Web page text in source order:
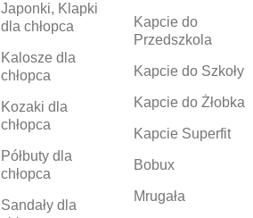
Japonki, Klapki
dla chłopca
Kalosze dla
chłopca
Kozaki dla
chłopca
Półbuty dla
chłopca
Sandały dla
Kapcie do
Przedszkola
Kapcie do Szkoły
Kapcie do Żłobka
Kapcie Superfit
Bobux
Mrugała